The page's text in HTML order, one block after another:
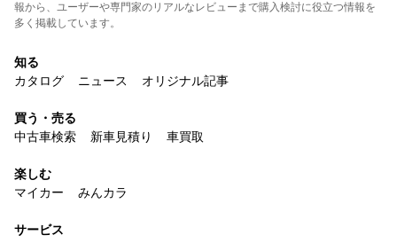
報から、ユーザーや専門家のリアルなレビューまで購入検討に役立つ情報を
多く掲載しています。
知る
カタログ
ニュース オリジナル記事
買う・売る
中古車検索
新車見積り 車買取
楽しむ
マイカー
みんカラ
サービス